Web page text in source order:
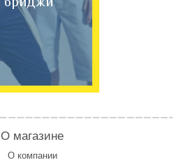
О магазине
О компании